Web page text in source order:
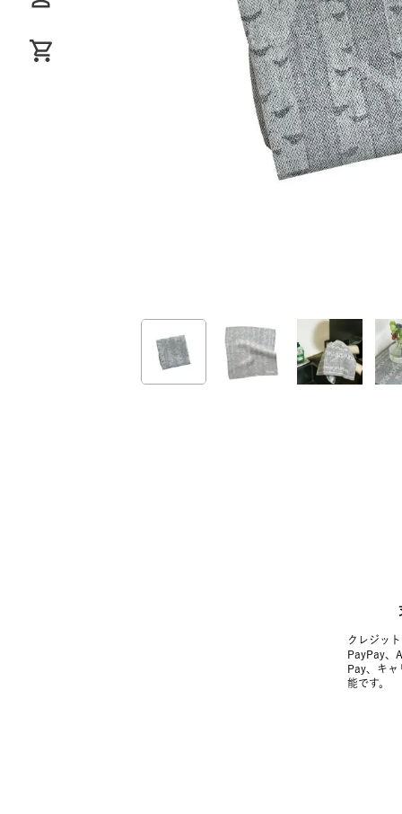
クレジッ
PayPay、
Pay、キャ
能です。